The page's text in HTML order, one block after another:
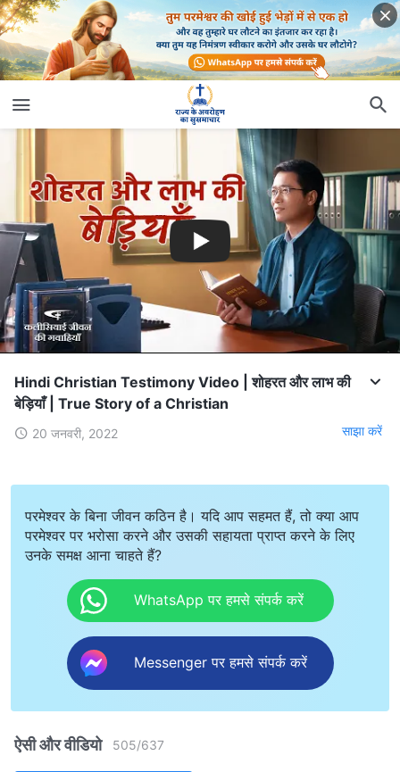
Hindi Christian Testimony Video | शोहरत और लाभ की
बेड़ियाँ | True Story of a Christian
20 जनवरी, 2022 साझा करें
परमेश्वर के बिना जीवन कठिन है। यदि आप सहमत हैं, तो क्या आप
परमेश्वर पर भरोसा करने और उसकी सहायता प्राप्त करने के लिए
उनके समक्ष आना चाहते हैं?
WhatsApp पर हमसे संपर्क करें
Messenger पर हमसे संपर्क करें
ऐसी और वीडियो 505/637